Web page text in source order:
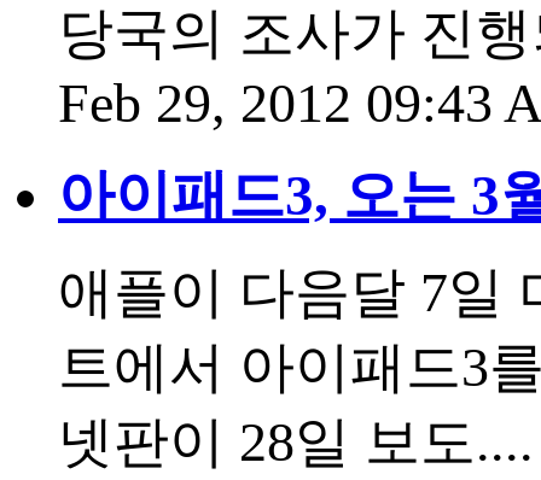
당국의 조사가 진
Feb 29, 2012 09:43
아이패드3, 오는 3
애플이 다음달 7일
트에서 아이패드3
넷판이 28일 보도....